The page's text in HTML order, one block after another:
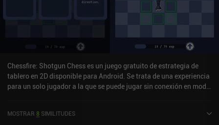
Chessfire: Shotgun Chess es un juego gratuito de estrategia de
tablero en 2D disponible para Android. Se trata de una experiencia
para un solo jugador a la que se puede jugar sin conexión en modo
septiembre de 2024 y tiene actualmente una puntuación de 4,5
MOSTRAR 8 SIMILITUDES